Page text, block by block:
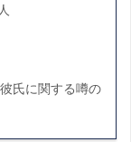
氏に関する噂の